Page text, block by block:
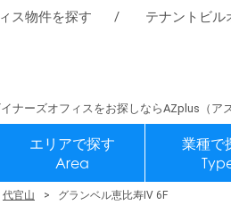
ナーズオフィスをお探しならAZplus（ア
ス物件を探す テナントビル
エリアで探す
Area
業種で
代官山 グランベル恵比寿Ⅳ 6F